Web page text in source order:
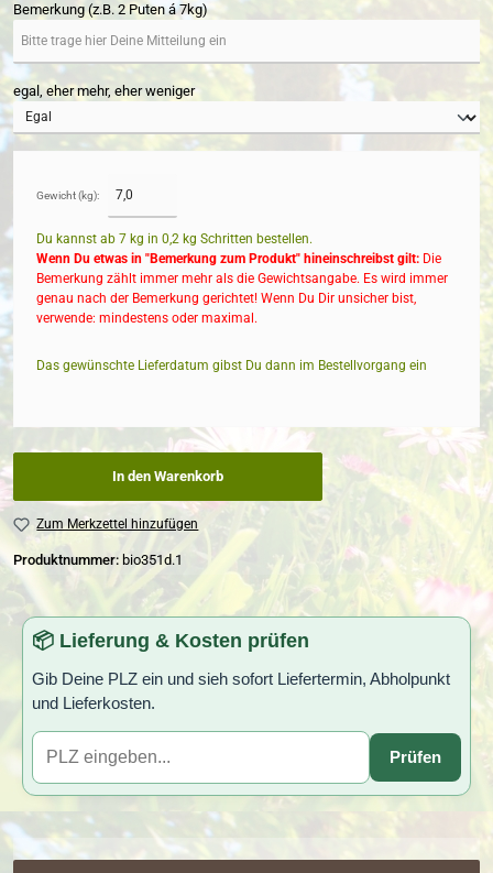
Bemerkung (z.B. 2 Puten á 7kg)
egal, eher mehr, eher weniger
Gewicht (kg):
Du kannst ab 7 kg in 0,2 kg Schritten bestellen.
Wenn Du etwas in "Bemerkung zum Produkt" hineinschreibst gilt: Die
Bemerkung zählt immer mehr als die Gewichtsangabe. Es wird immer
genau nach der Bemerkung gerichtet! Wenn Du Dir unsicher bist,
verwende: mindestens oder maximal.
Das gewünschte Lieferdatum gibst Du dann im Bestellvorgang ein
In den Warenkorb
Zum Merkzettel hinzufügen
Produktnummer: bio351d.1
📦 Lieferung & Kosten prüfen
Gib Deine PLZ ein und sieh sofort Liefertermin, Abholpunkt
und Lieferkosten.
Prüfen